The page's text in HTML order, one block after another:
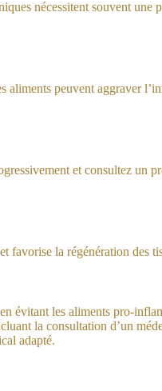
nécessitent souvent une
aliments peuvent aggraver
et consultez un
favorise la régénération des
évitant les aliments pro-
la consultation d’un
adapté.